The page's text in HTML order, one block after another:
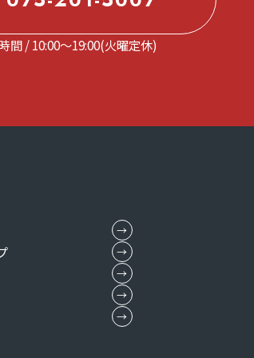
間 / 10:00～19:00(火曜定休)